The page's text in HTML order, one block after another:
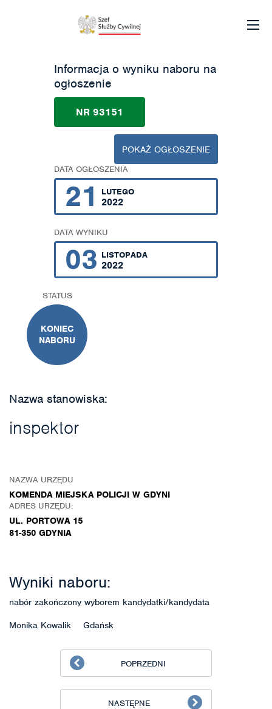
Informacja o wyniku naboru na
ogłoszenie
NR 93151
POKAŻ OGŁOSZENIE
DATA OGŁOSZENIA
21 LUTEGO
2022
DATA WYNIKU
03 LISTOPADA
2022
STATUS
KONIEC
NABORU
Nazwa stanowiska:
inspektor
NAZWA URZĘDU
KOMENDA MIEJSKA POLICJI W GDYNI
ADRES URZĘDU:
UL. PORTOWA 15
81-350 GDYNIA
Wyniki naboru:
nabór zakończony wyborem kandydatki/kandydata
Monika Kowalik Gdańsk
POPRZEDNI
NASTĘPNE